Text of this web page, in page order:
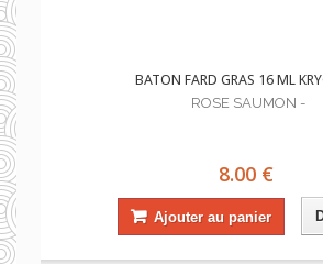
BATON FARD GRAS 16 ML
ROSE SAUMON -
8.00 €
Ajouter au panier